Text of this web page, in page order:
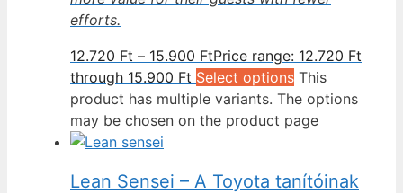
efforts.
12.720 Ft – 15.900 FtPrice range: 12.720 Ft
through 15.900 Ft Select options This
product has multiple variants. The options
may be chosen on the product page
Lean Sensei – A Toyota tanítóinak